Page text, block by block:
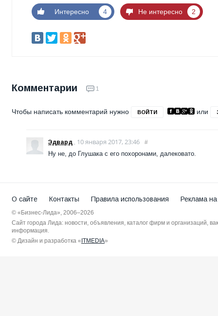
Интересно 4 Не интересно 2
Комментарии 1
Чтобы написать комментарий нужно ВОЙТИ или
Эдвард , 10 января 2017, 23:46 #
Ну не, до Глушака с его похоронами, далековато.
О сайте Контакты Правила использования Реклама
© «Бизнес-Лида», 2006–2026
Сайт города Лида: новости, объявления, каталог фирм и организаций,
информация.
© Дизайн и разработка « ITMEDIA»